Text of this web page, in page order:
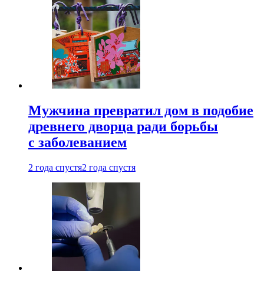
Мужчина превратил дом в подобие
древнего дворца ради борьбы
с заболеванием
2 года спустя2 года спустя